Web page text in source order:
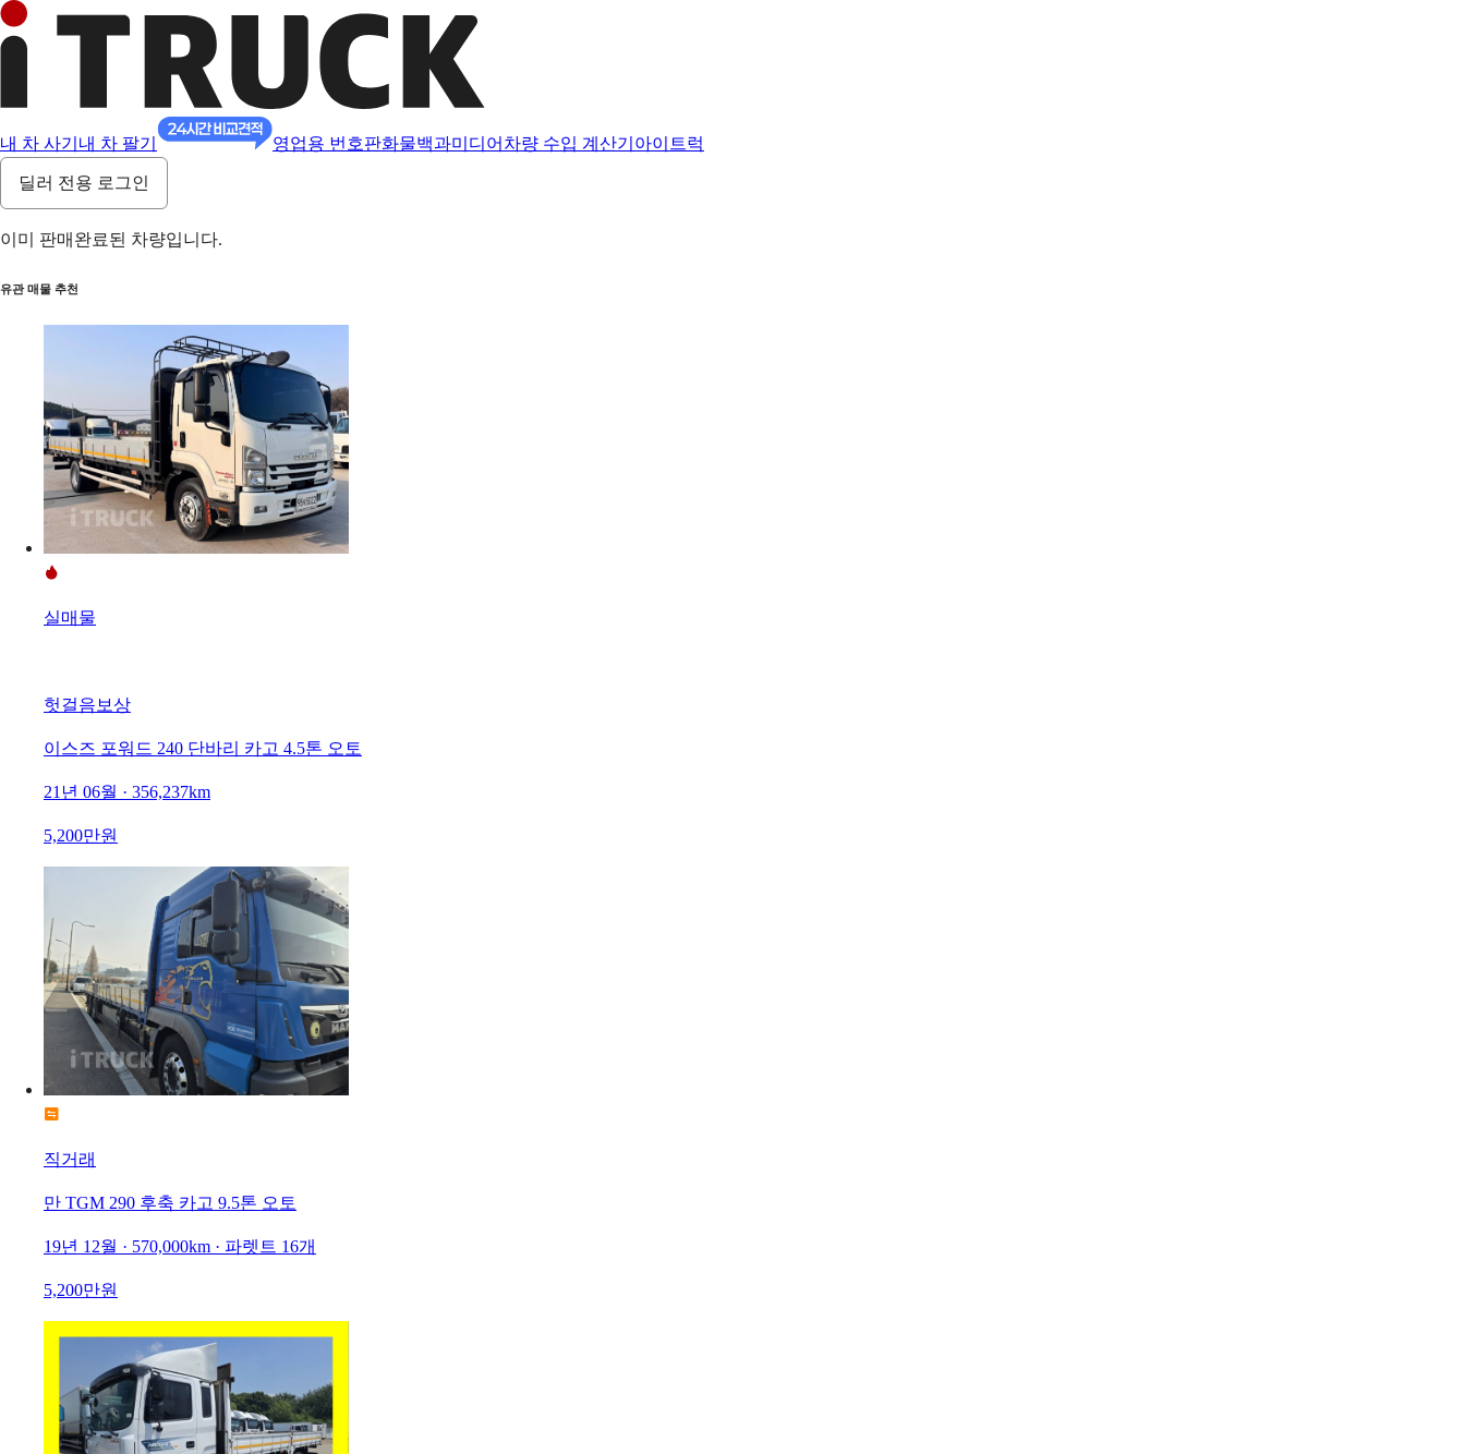
내 차 사기 내 차 팔기 영업용 번호판화물백과미디어 차량 수입 계산기 아이트럭
딜러 전용 로그인
이미 판매완료된 차량입니다.
유관 매물 추천
실매물
헛걸음보상
이스즈 포워드 240 단바리 카고 4.5톤 오토
21년 06월 · 356,237km
5,200만원
직거래
만 TGM 290 후축 카고 9.5톤 오토
19년 12월 · 570,000km · 파렛트 16개
5,200만원